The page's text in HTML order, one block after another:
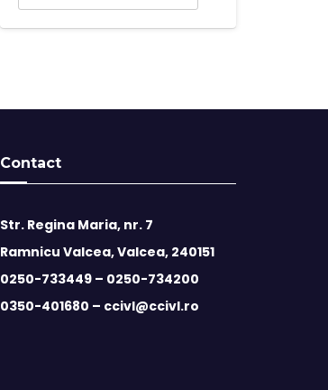
Contact
Str. Regina Maria, nr. 7
Ramnicu Valcea, Valcea, 240151
0250-733449 – 0250-734200
0350-401680 – ccivl@ccivl.ro